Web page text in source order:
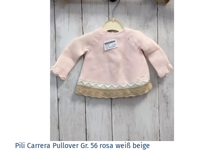
Pili Car­re­ra Pull­over Gr. 56 rosa weiß beige